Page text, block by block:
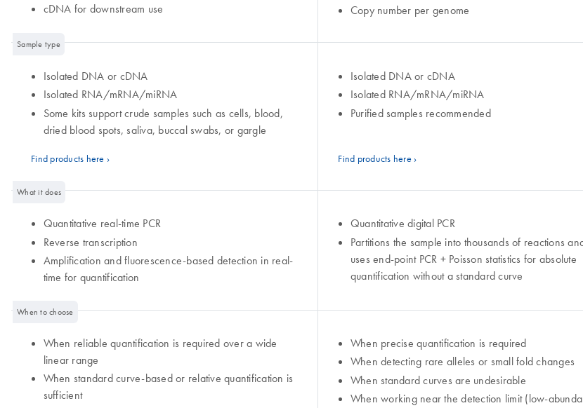
cDNA for downstream use
Copy number per genome
Sample type
Isolated DNA or cDNA
Isolated RNA/mRNA/miRNA
Some kits support crude samples such as cells, blood,
dried blood spots, saliva, buccal swabs, or gargle
Find products here ›
Isolated DNA or cDNA
Isolated RNA/mRNA/miRNA
Purified samples recommended
Find products here ›
What it does
Quantitative real-time PCR
Reverse transcription
Amplification and fluorescence-based detection in real-
time for quantification
Quantitative digital PCR
Partitions the sample into thousands of reactions
uses end-point PCR + Poisson statistics for absolute
quantification without a standard curve
When to choose
When reliable quantification is required over a wide
linear range
When standard curve-based or relative quantification is
sufficient
When precise quantification is required
When detecting rare alleles or small fold changes
When standard curves are undesirable
When working near the detection limit (low-